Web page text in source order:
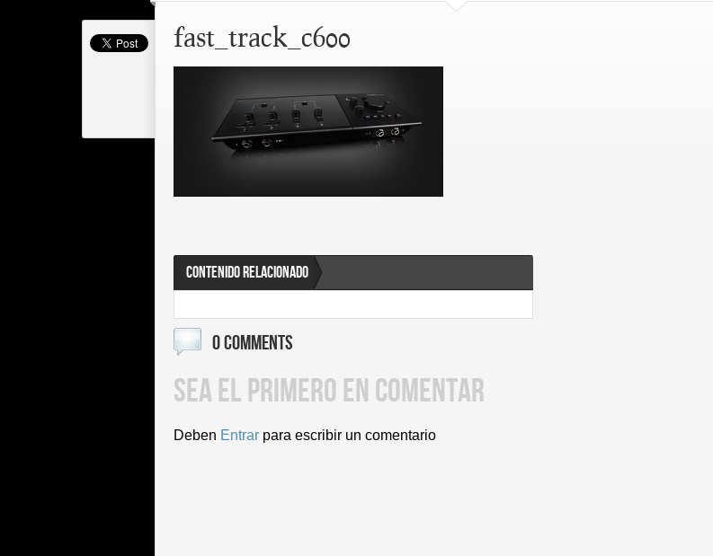
Korg lanza SDD-3000, el nuevo
pedal de delay.
Tutorial de CLA Effects, aprende a
aplicar efectos a tus voces.
fast_track_c600
CONTENIDO RELACIONADO
0 COMMENTS
SEA EL PRIMERO EN COMENTAR
Deben Entrar para escribir un comentario